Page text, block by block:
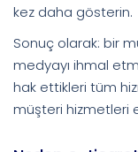
kez daha gösterin.
Sonuç olarak: bir
medyayı ihmal
hak ettikleri tüm
müşteri hizmetleri